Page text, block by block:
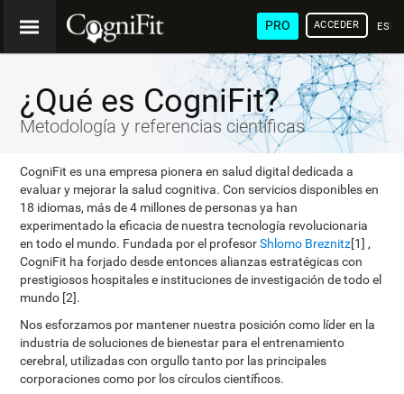
PRO ACCEDER
¿Qué es CogniFit?
Metodología y referencias científicas
CogniFit es una empresa pionera en salud digital dedicada a
evaluar y mejorar la salud cognitiva. Con servicios disponibles en
18 idiomas, más de 4 millones de personas ya han
experimentado la eficacia de nuestra tecnología revolucionaria
en todo el mundo. Fundada por el profesorShlomo Breznitz[1] ,
CogniFit ha forjado desde entonces alianzas estratégicas con
prestigiosos hospitales e instituciones de investigación de todo el
mundo [2].
Nos esforzamos por mantener nuestra posición como líder en la
industria de soluciones de bienestar para el entrenamiento
cerebral, utilizadas con orgullo tanto por las principales
corporaciones como por los círculos científicos.